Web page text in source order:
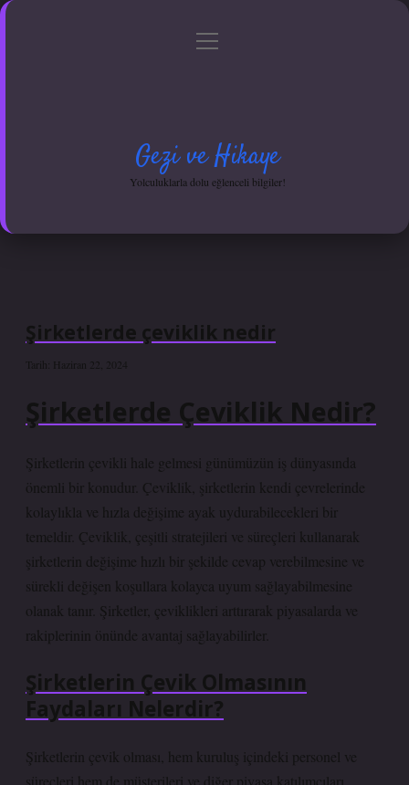
Gizlilik Politikası
menüyü
Gezi ve Hikaye
Yolculuklarla dolu eğlenceli bilgiler!
Şirketlerde çeviklik nedir
Tarih: Haziran 22, 2024
Şirketlerde Çeviklik Nedir?
Şirketlerin çevikli hale gelmesi günümüzün iş dünyasında
önemli bir konudur. Çeviklik, şirketlerin kendi çevrelerinde
kolaylıkla ve hızla değişime ayak uydurabilecekleri bir
temeldir. Çeviklik, çeşitli stratejileri ve süreçleri kullanarak
şirketlerin değişime hızlı bir şekilde cevap verebilmesine ve
sürekli değişen koşullara kolayca uyum sağlayabilmesine
olanak tanır. Şirketler, çeviklikleri arttırarak piyasalarda ve
rakiplerinin önünde avantaj sağlayabilirler.
Şirketlerin Çevik Olmasının
Faydaları Nelerdir?
Şirketlerin çevik olması, hem kuruluş içindeki personel ve
süreçleri hem de müşterileri ve diğer piyasa katılımcıları